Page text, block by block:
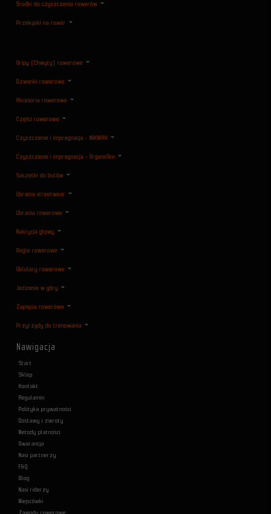
Środki do czyszczenia rowerów
Przekąski na rower
Gripy (Chwyty) rowerowe
Dzwonki rowerowe
Akcesoria rowerowe
Części rowerowe
Czyszczenie i impregnacja - NIKWAX
Czyszczenie i impregnacja - OrganoTex
Saszetki do butów
Ubrania streetwear
Ubrania rowerowe
Nakrycia głowy
Gogle rowerowe
Oklulary rowerowe
Jedzenie w góry
Zapięcia rowerowe
Przyrządy do trenowania
Nawigacja
Start
Sklep
Kontakt
Regulamin
Polityka prywatności
Dostawy i zwroty
Metody płatności
Gwarancja
Nasi partnerzy
F&Q
Blog
Nasi riderzy
Miejscówki
Zawody rowerowe